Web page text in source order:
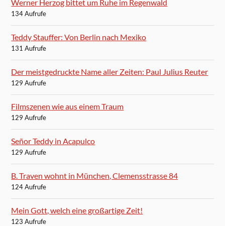
Werner Herzog bittet um Ruhe im Regenwald
134 Aufrufe
Teddy Stauffer: Von Berlin nach Mexiko
131 Aufrufe
Der meistgedruckte Name aller Zeiten: Paul Julius Reuter
129 Aufrufe
Filmszenen wie aus einem Traum
129 Aufrufe
Señor Teddy in Acapulco
129 Aufrufe
B. Traven wohnt in München, Clemensstrasse 84
124 Aufrufe
Mein Gott, welch eine großartige Zeit!
123 Aufrufe